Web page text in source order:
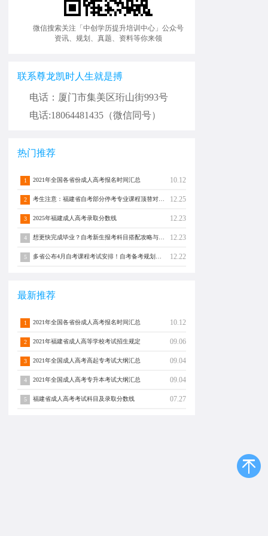
微信搜索关注「中创学历提升培训中心」公众号
资讯、规划、真题、资料等你来领
联系尊龙凯时人生就是搏
电话：厦门市集美区珩山街993号
电话:18064481435（微信同号）
热门推荐
1 2021年全国各省份成人高考报名时间汇总 10.12
2 12.25
3 2025年福建成人高考录取分数线 12.23
4 12.23
5 12.22
最新推荐
1 2021年全国各省份成人高考报名时间汇总 10.12
2 2021年福建省成人高等学校考试招生规定 09.06
3 2021年全国成人高考高起专考试大纲汇总 09.04
4 2021年全国成人高考专升本考试大纲汇总 09.04
5 福建省成人高考考试科目及录取分数线 07.27